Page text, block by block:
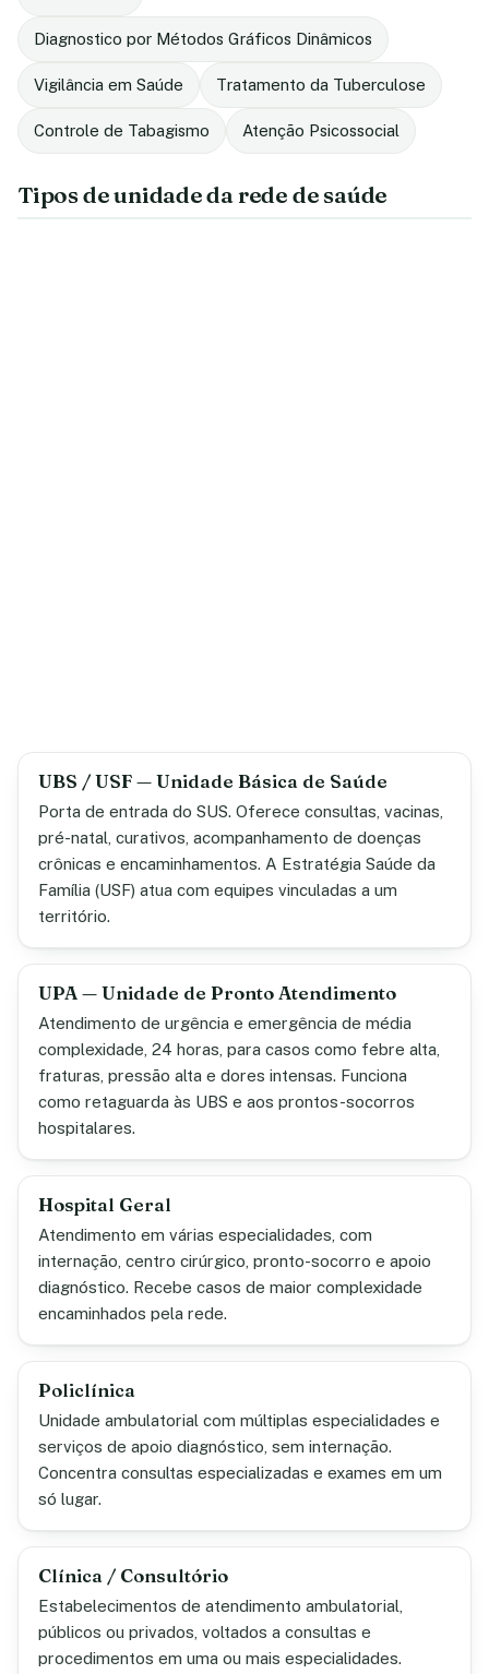
Diagnostico por Métodos Gráficos Dinâmicos
Vigilância em Saúde Tratamento da Tuberculose
Controle de Tabagismo Atenção Psicossocial
Tipos de unidade da rede de saúde
UBS / USF — Unidade Básica de Saúde
Porta de entrada do SUS. Oferece consultas, vacinas,
pré-natal, curativos, acompanhamento de doenças
crônicas e encaminhamentos. A Estratégia Saúde da
Família (USF) atua com equipes vinculadas a um
território.
UPA — Unidade de Pronto Atendimento
Atendimento de urgência e emergência de média
complexidade, 24 horas, para casos como febre alta,
fraturas, pressão alta e dores intensas. Funciona
como retaguarda às UBS e aos prontos-socorros
hospitalares.
Hospital Geral
Atendimento em várias especialidades, com
internação, centro cirúrgico, pronto-socorro e apoio
diagnóstico. Recebe casos de maior complexidade
encaminhados pela rede.
Policlínica
Unidade ambulatorial com múltiplas especialidades e
serviços de apoio diagnóstico, sem internação.
Concentra consultas especializadas e exames em um
só lugar.
Clínica / Consultório
Estabelecimentos de atendimento ambulatorial,
públicos ou privados, voltados a consultas e
procedimentos em uma ou mais especialidades.